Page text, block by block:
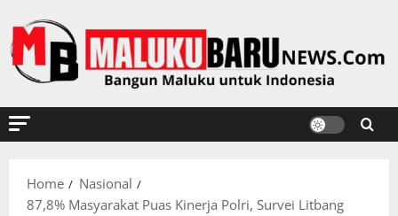
to
content
Home
Nasional
87,8% Masyarakat Puas Kinerja Polri, Survei Litbang